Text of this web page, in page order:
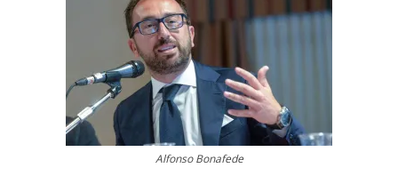
Alfonso Bonafede